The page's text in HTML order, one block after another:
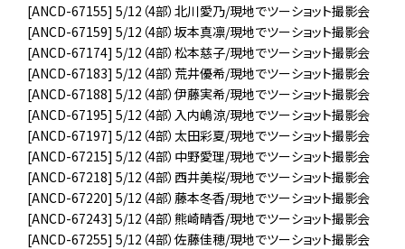
[ANCD-67155] 5/12（4部）北川愛乃/現地でツーショット撮影会
[ANCD-67159] 5/12（4部）坂本真凛/現地でツーショット撮影会
[ANCD-67174] 5/12（4部）松本慈子/現地でツーショット撮影会
[ANCD-67183] 5/12（4部）荒井優希/現地でツーショット撮影会
[ANCD-67188] 5/12（4部）伊藤実希/現地でツーショット撮影会
[ANCD-67195] 5/12（4部）入内嶋涼/現地でツーショット撮影会
[ANCD-67197] 5/12（4部）太田彩夏/現地でツーショット撮影会
[ANCD-67215] 5/12（4部）中野愛理/現地でツーショット撮影会
[ANCD-67218] 5/12（4部）西井美桜/現地でツーショット撮影会
[ANCD-67220] 5/12（4部）藤本冬香/現地でツーショット撮影会
[ANCD-67243] 5/12（4部）熊崎晴香/現地でツーショット撮影会
[ANCD-67255] 5/12（4部）佐藤佳穂/現地でツーショット撮影会